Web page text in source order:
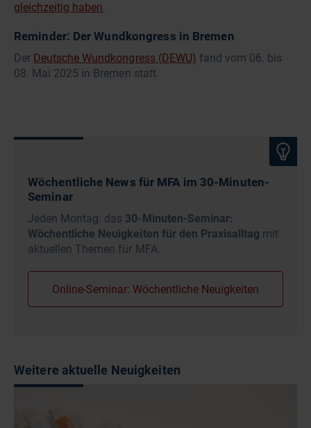
gleichzeitig haben.
Reminder: Der Wundkongress in Bremen
Der Deutsche Wundkongress (DEWU) fand vom 06. bis
08. Mai 2025 in Bremen statt.
Wöchentliche News für MFA im 30-Minuten-
Seminar
Jeden Montag: das 30-Minuten-Seminar:
Wöchentliche Neuigkeiten für den Praxisalltag mit
aktuellen Themen für MFA.
Online-Seminar: Wöchentliche Neuigkeiten
Weitere aktuelle Neuigkeiten